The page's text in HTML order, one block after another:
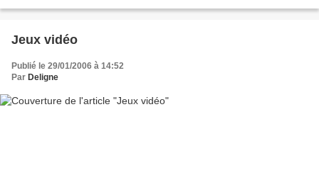
Jeux vidéo
Publié le 29/01/2006 à 14:52
Par Deligne